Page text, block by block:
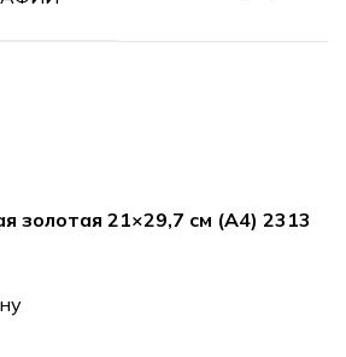
золотая 21×29,7 см (А4) 2313